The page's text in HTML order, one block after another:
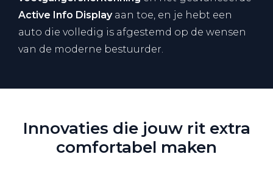
Active Info Displayaan toe, en je hebt een
auto die volledig is afgestemd op de wensen
van de moderne bestuurder.
Innovaties die jouw rit extra
comfortabel maken